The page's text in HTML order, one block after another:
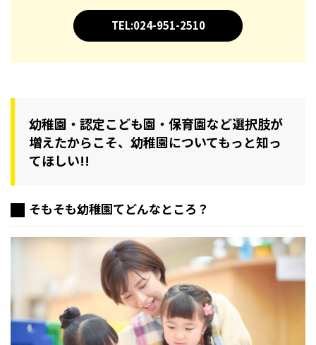
TEL:024-951-2510
幼稚園・認定こども園・保育園など選択肢が
増えたからこそ、幼稚園についてもっと知っ
てほしい!!
そもそも幼稚園てどんなところ？